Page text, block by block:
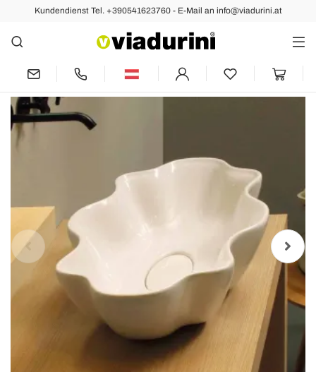
Kundendienst Tel. +390541623760 - E-Mail an info@viadurini.at
Vorher Nächste
Aufsatzwaschbecken modernes Design,
weiße Keramik made in Italy Cubo